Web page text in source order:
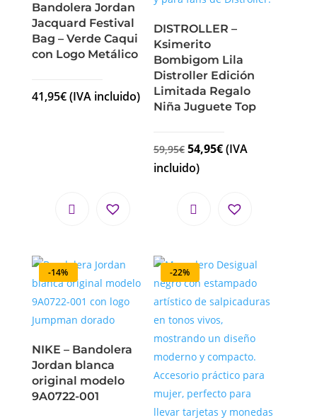
Bandolera Jordan
Jacquard Festival
Bag – Verde Caqui
con Logo Metálico
41,95€(IVA incluido)
DISTROLLER –
Ksimerito
Bombigom Lila
Distroller Edición
Limitada Regalo
Niña Juguete Top
59,95€ 54,95€(IVA
incluido)
-14%
NIKE – Bandolera
Jordan blanca
original modelo
9A0722-001
-22%